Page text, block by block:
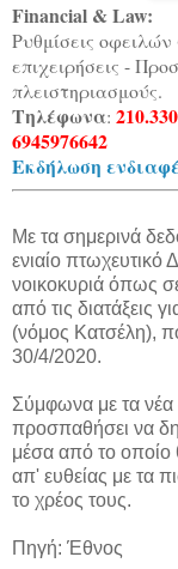
Financial & Law:
Ρυθμίσεις
επιχειρήσεις -
πλειστηριασμούς.
Τηλέφωνα:
6945976642
Εκδήλωση
Με τα σημερινά
ενιαίο πτωχευτικό
νοικοκυριά όπως
από τις διατάξεις
(νόμος Κατσέλη),
30/4/2020.
Σύμφωνα με τα
προσπαθήσει να
μέσα από το οποίο
απ' ευθείας με τα
το χρέος τους.
Πηγή: Έθνος